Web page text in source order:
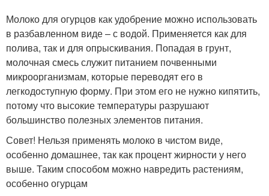
Молоко для огурцов как удобрение можно использовать
в разбавленном виде – с водой. Применяется как для
полива, так и для опрыскивания. Попадая в грунт,
молочная смесь служит питанием почвенными
микроорганизмам, которые переводят его в
легкодоступную форму. При этом его не нужно кипятить,
потому что высокие температуры разрушают
большинство полезных элементов питания.
Совет! Нельзя применять молоко в чистом виде,
особенно домашнее, так как процент жирности у него
выше. Таким способом можно навредить растениям,
особенно огурцам